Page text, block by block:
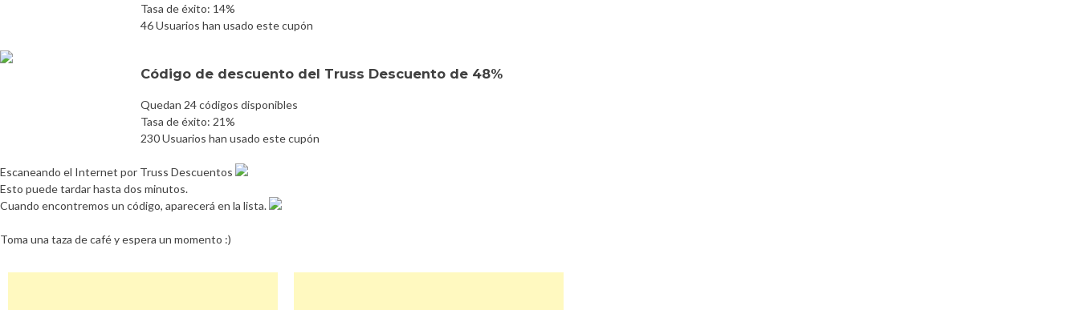
Tasa de éxito: 14%
46 Usuarios han usado este cupón
Código de descuento del Truss Descuento de 48%
Quedan 24 códigos disponibles
Tasa de éxito: 21%
230 Usuarios han usado este cupón
Escaneando el Internet por Truss Descuentos
Esto puede tardar hasta dos minutos.
Cuando encontremos un código, aparecerá en la lista.
Toma una taza de café y espera un momento :)